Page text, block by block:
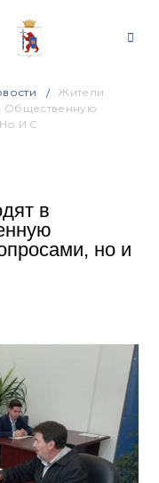
Жители
Общественную
И С
в
но и